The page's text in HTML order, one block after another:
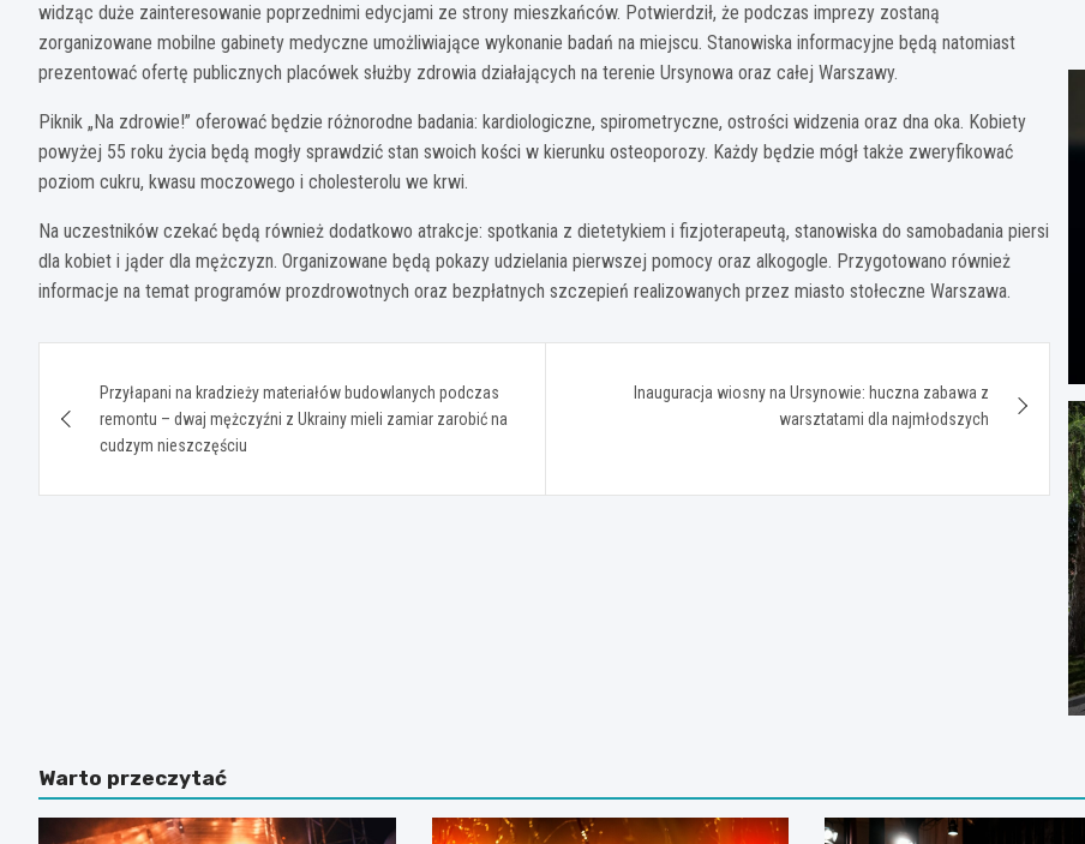
widząc duże zainteresowanie poprzednimi edycjami ze strony mieszkańców. Potwierdził, że podczas imprezy zostaną
zorganizowane mobilne gabinety medyczne umożliwiające wykonanie badań na miejscu. Stanowiska informacyjne będą natomiast
prezentować ofertę publicznych placówek służby zdrowia działających na terenie Ursynowa oraz całej Warszawy.
Piknik „Na zdrowie!” oferować będzie różnorodne badania: kardiologiczne, spirometryczne, ostrości widzenia oraz dna oka. Kobiety
powyżej 55 roku życia będą mogły sprawdzić stan swoich kości w kierunku osteoporozy. Każdy będzie mógł także zweryfikować
poziom cukru, kwasu moczowego i cholesterolu we krwi.
Na uczestników czekać będą również dodatkowo atrakcje: spotkania z dietetykiem i fizjoterapeutą, stanowiska do samobadania piersi
dla kobiet i jąder dla mężczyzn. Organizowane będą pokazy udzielania pierwszej pomocy oraz alkogogle. Przygotowano również
informacje na temat programów prozdrowotnych oraz bezpłatnych szczepień realizowanych przez miasto stołeczne Warszawa.
wpisuPrzyłapani na kradzieży materiałów budowlanych podczas
remontu – dwaj mężczyźni z Ukrainy mieli zamiar zarobić na
cudzym nieszczęściu
Inauguracja wiosny na Ursynowie: huczna zabawa z
warsztatami dla najmłodszych
Warto przeczytać